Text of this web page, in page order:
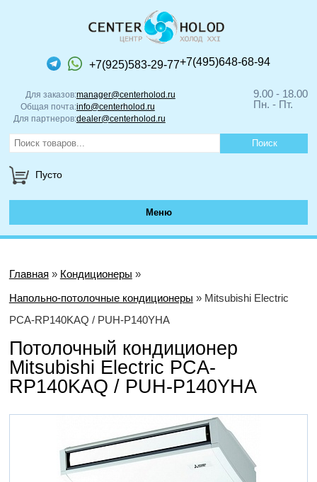
+7(925)583-29-77+7(495)648-68-94
Для заказов:manager@centerholod.ru
Общая почта:info@centerholod.ru
Для партнеров:dealer@centerholod.ru
9.00 - 18.00
Пн. - Пт.
Пусто
Меню
Главная » Кондиционеры »
Напольно-потолочные кондиционеры » Mitsubishi Electric
PCA-RP140KAQ / PUH-P140YHA
Потолочный кондиционер
Mitsubishi Electric PCA-
RP140KAQ / PUH-P140YHA